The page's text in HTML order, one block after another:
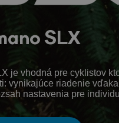
SLX
je vhodná pre cyklistov
vynikajúce riadenie
nastavenia pre